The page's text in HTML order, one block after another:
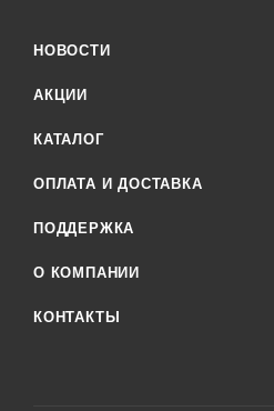
НОВОСТИ
АКЦИИ
КАТАЛОГ
ОПЛАТА И ДОСТАВКА
ПОДДЕРЖКА
О КОМПАНИИ
КОНТАКТЫ